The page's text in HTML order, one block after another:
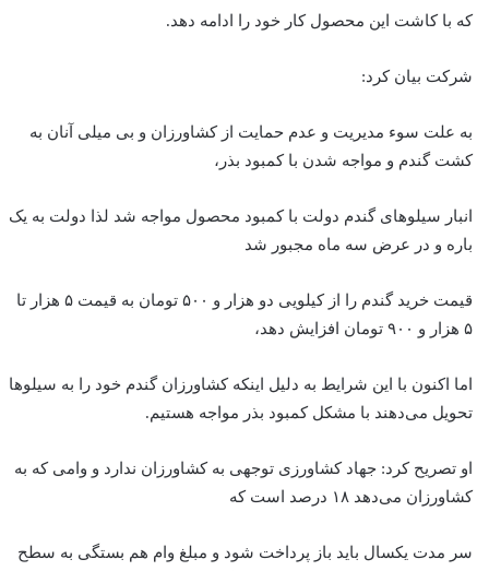
که با کاشت این محصول کار خود را ادامه دهد.
شرکت بیان کرد:
به علت سوء مدیریت و عدم حمایت از کشاورزان و بی میلی آنان به
کشت گندم و مواجه شدن با کمبود بذر،
انبار سیلو‌های گندم دولت با کمبود محصول مواجه شد لذا دولت به یک
باره و در عرض سه ماه مجبور شد
قیمت خرید گندم را از کیلویی دو هزار و ۵۰۰ تومان به قیمت ۵ هزار تا
۵ هزار و ۹۰۰ تومان افزایش دهد،
اما اکنون با این شرایط به دلیل اینکه کشاورزان گندم خود را به سیلو‌ها
تحویل می‌دهند با مشکل کمبود بذر مواجه هستیم.
او تصریح کرد: جهاد کشاورزی توجهی به کشاورزان ندارد و وامی که به
کشاورزان می‌دهد ۱۸ درصد است که
سر مدت یکسال باید باز پرداخت شود و مبلغ وام هم بستگی به سطح